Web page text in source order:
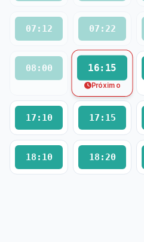
07:12 07:22
08:00 16:15
Próximo
17:10 17:15
18:10 18:20